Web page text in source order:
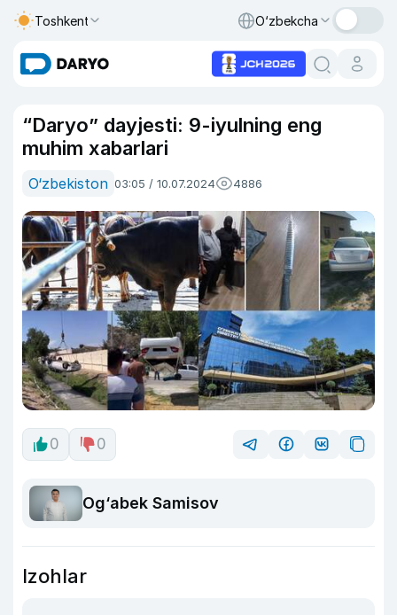
Toshkent O‘zbekcha
“Daryo” dayjesti: 9-iyulning eng
muhim xabarlari
O‘zbekiston 03:05 / 10.07.2024 4886
0 0
Og‘abek Samisov
Izohlar